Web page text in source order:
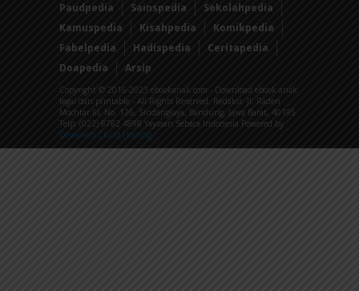
Paudpedia
Sainspedia
Sekolahpedia
Kamuspedia
Kisahpedia
Komikpedia
Fabelpedia
Hadispedia
Ceritapedia
Doapedia
Arsip
Copyright © 2016-2023 ebookanak.com - Download ebook anak
legal dan printable - All Rights Reserved. Redaksi: Jl. Raden
Mochtar III, No. 126, Sindanglaya, Bandung, Jawa Barat, 40195
Telp: (022) 8782 4898 Yayasan Sebaca Indonesia Powered by
Dewaweb Cloud Hosting